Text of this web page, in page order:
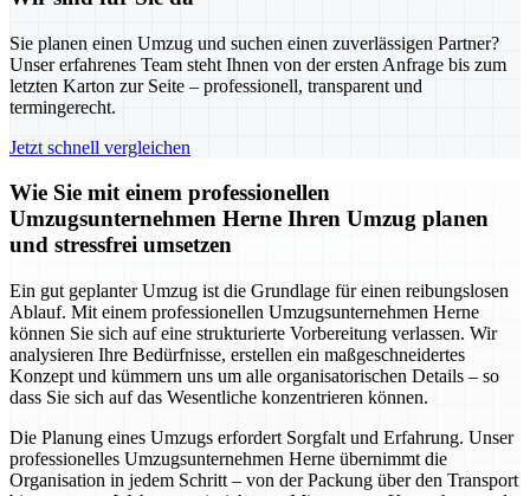
Sie planen einen Umzug und suchen einen zuverlässigen Partner?
Unser erfahrenes Team steht Ihnen von der ersten Anfrage bis zum
letzten Karton zur Seite – professionell, transparent und
termingerecht.
Jetzt schnell vergleichen
Wie Sie mit einem professionellen
Umzugsunternehmen Herne Ihren Umzug planen
und stressfrei umsetzen
Ein gut geplanter Umzug ist die Grundlage für einen reibungslosen
Ablauf. Mit einem professionellen Umzugsunternehmen Herne
können Sie sich auf eine strukturierte Vorbereitung verlassen. Wir
analysieren Ihre Bedürfnisse, erstellen ein maßgeschneidertes
Konzept und kümmern uns um alle organisatorischen Details – so
dass Sie sich auf das Wesentliche konzentrieren können.
Die Planung eines Umzugs erfordert Sorgfalt und Erfahrung. Unser
professionelles Umzugsunternehmen Herne übernimmt die
Organisation in jedem Schritt – von der Packung über den Transport